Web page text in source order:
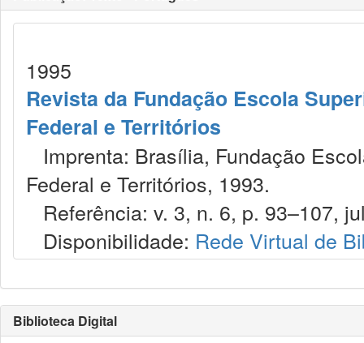
1995
Revista da Fundação Escola
Federal e Territórios
Imprenta: Brasília, Fundação
Federal e Territórios, 1993.
Referência: v. 3, n. 6, p. 93–107,
Disponibilidade: Rede Virtual de
Biblioteca Digital